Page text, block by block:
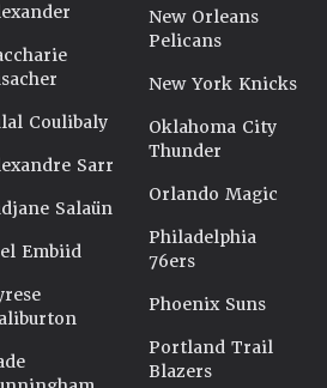
Coulibaly
Sarr
Salaün
Embiid
New Orleans
Pelicans
New York Knicks
Oklahoma City
Thunder
Orlando Magic
Philadelphia
76ers
Phoenix Suns
Portland Trail
Blazers